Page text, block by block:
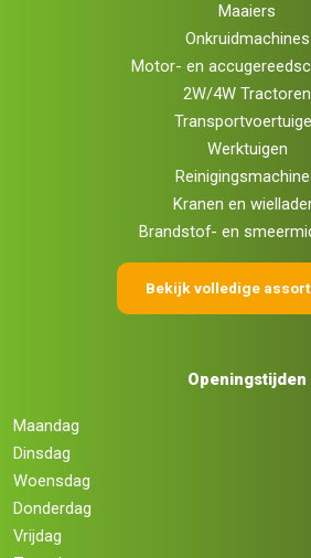
Maaiers
Onkruidmachines
Motor- en
2W/4W Tractoren
Werktuigen
Kranen en
Brandstof- en
Bekijk volledige
Openingstijden
Maandag
Dinsdag
Woensdag
Donderdag
Vrijdag